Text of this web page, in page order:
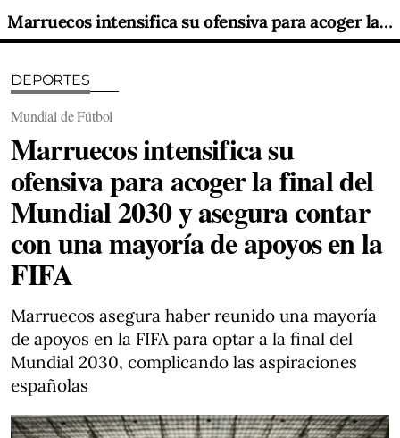
Marruecos intensifica su ofensiva para acoger la final del Mundial 2030 y asegura contar con una mayoría de apoyos en la FIFA
DEPORTES
Mundial de Fútbol
Marruecos intensifica su
ofensiva para acoger la final del
Mundial 2030 y asegura contar
con una mayoría de apoyos en la
FIFA
Marruecos asegura haber reunido una mayoría
de apoyos en la FIFA para optar a la final del
Mundial 2030, complicando las aspiraciones
españolas